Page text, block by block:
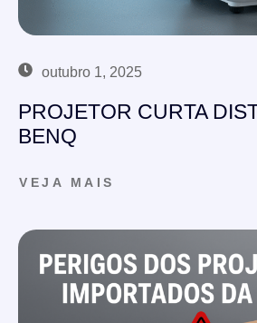
outubro 1, 2025
PROJETOR CURTA
BENQ
VEJA MAIS